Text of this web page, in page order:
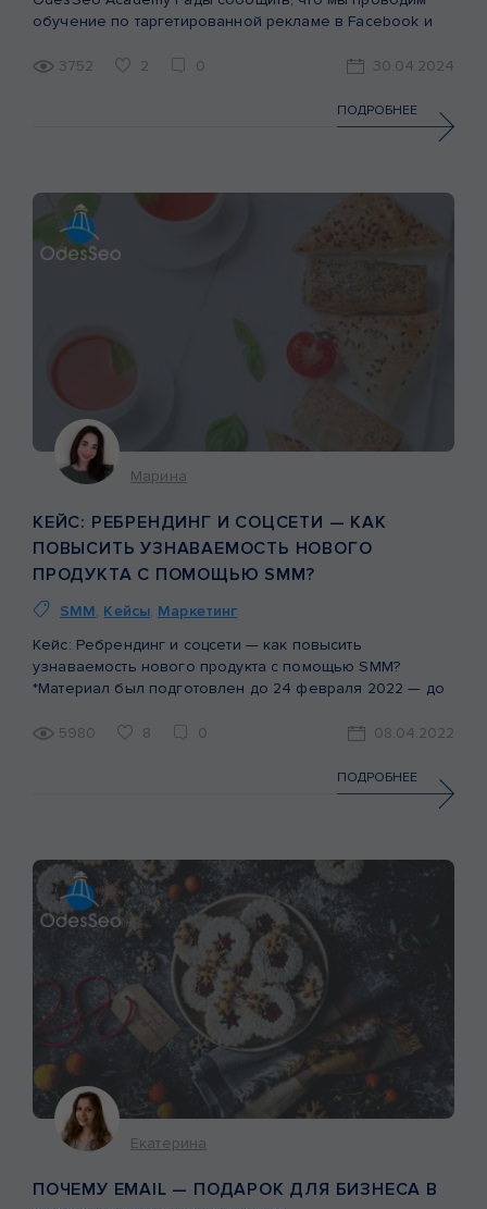
обучение по таргетированной рекламе в Facebook и
«Таргет в Meta без сайта». На комплексном курсе
настраивать рекламу в Meta под свой проект,
3752 2 0 30.04.2024
ПОДРОБНЕЕ
Марина
КЕЙС: РЕБРЕНДИНГ И СОЦСЕТИ — КАК
ПОВЫСИТЬ УЗНАВАЕМОСТЬ НОВОГО
ПРОДУКТА С ПОМОЩЬЮ SMM?
SMM, Кейсы, Маркетинг
Кейс: Ребрендинг и соцсети — как повысить
узнаваемость нового продукта с помощью SMM?
*Материал был подготовлен до 24 февраля 2022 — до
войны бренд Valesto передал более 2,5 тонн
помогать. Мы гордимся сотрудничеством и
продвижением бренда Valesto. И в данной статье […]
5980 8 0 08.04.2022
ПОДРОБНЕЕ
Екатерина
ПОЧЕМУ EMAIL — ПОДАРОК ДЛЯ БИЗНЕСА В